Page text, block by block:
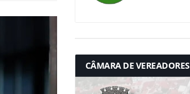
CÂMARA DE VEREADORES